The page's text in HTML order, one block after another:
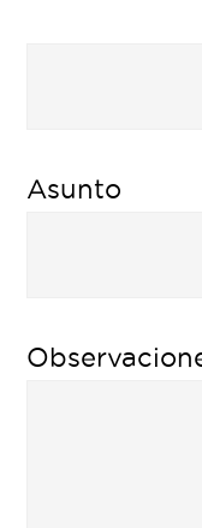
Asunto